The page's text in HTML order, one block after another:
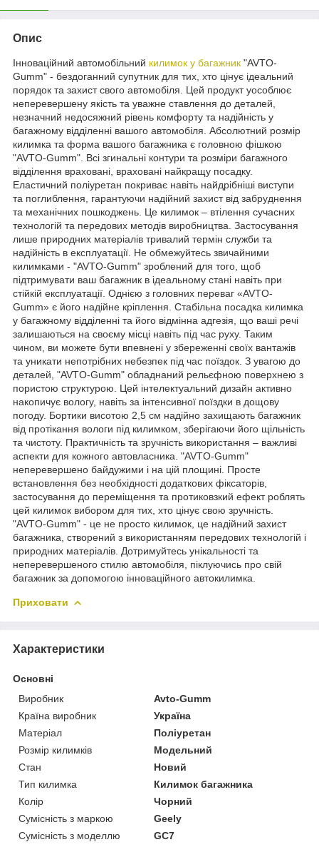
Опис
Інноваційний автомобільний килимок у багажник "AVTO-
Gumm" - бездоганний супутник для тих, хто цінує ідеальний
порядок та захист свого автомобіля. Цей продукт уособлює
неперевершену якість та уважне ставлення до деталей,
незначний недосяжний рівень комфорту та надійність у
багажному відділенні вашого автомобіля. Абсолютний розмір
килимка та форма вашого багажника є головною фішкою
"AVTO-Gumm". Всі згинальні контури та розміри багажного
відділення враховані, враховані найкращу посадку.
Еластичний поліуретан покриває навіть найдрібніші виступи
та поглиблення, гарантуючи надійний захист від забруднення
та механічних пошкоджень. Це килимок – втілення сучасних
технологій та передових методів виробництва. Застосування
лише природних матеріалів тривалий термін служби та
надійність в експлуатації. Не обмежуйтесь звичайними
килимками - "AVTO-Gumm" зроблений для того, щоб
підтримувати ваш багажник в ідеальному стані навіть при
стійкій експлуатації. Однією з головних переваг «AVTO-
Gumm» є його надійне кріплення. Стабільна посадка килимка
у багажному відділенні та його відмінна адгезія, що ваші речі
залишаються на своєму місці навіть під час руху. Таким
чином, ви можете бути впевнені у збереженні своїх вантажів
та уникати непотрібних небезпек під час поїздок. З увагою до
деталей, "AVTO-Gumm" обладнаний рельєфною поверхнею з
пористою структурою. Цей інтелектуальний дизайн активно
накопичує вологу, навіть за інтенсивної поїздки в дощову
погоду. Бортики висотою 2,5 см надійно захищають багажник
від протікання вологи під килимком, зберігаючи його щільність
та чистоту. Практичність та зручність використання – важливі
аспекти для кожного автовласника. "AVTO-Gumm"
неперевершено байдужими і на цій площині. Просте
встановлення без необхідності додаткових фіксаторів,
застосування до переміщення та протиковзкий ефект роблять
цей килимок вибором для тих, хто цінує свою зручність.
"AVTO-Gumm" - це не просто килимок, це надійний захист
багажника, створений з використанням передових технологій і
природних матеріалів. Дотримуйтесь унікальності та
неперевершеного стилю автомобіля, піклуючись про свій
багажник за допомогою інноваційного автокилимка.
Приховати
Характеристики
Основні
Виробник
Avto-Gumm
Країна виробник
Україна
Матеріал
Поліуретан
Розмір килимків
Модельний
Стан
Новий
Тип килимка
Килимок багажника
Колір
Чорний
Сумісність з маркою
Geely
Сумісність з моделлю
GC7